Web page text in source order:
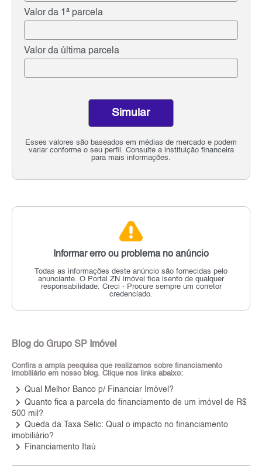
Valor da 1ª parcela
Valor da última parcela
Esses valores são baseados em médias de mercado e podem
variar conforme o seu perfil. Consulte a instituição financeira
para mais informações.
Simular
Informar erro ou problema no anúncio
Todas as informações deste anúncio são fornecidas pelo
anunciante. O Portal ZN Imóvel fica isento de qualquer
responsabilidade. Creci - Procure sempre um corretor
credenciado.
Blog do Grupo SP Imóvel
Confira a ampla pesquisa que realizamos sobre financiamento
imobiliário em nosso blog. Clique nos links abaixo:
keyboard_arrow_right Qual Melhor Banco p/ Financiar Imóvel?
keyboard_arrow_right Quanto fica a parcela do financiamento de um imóvel de R$
500 mil?
keyboard_arrow_right Queda da Taxa Selic: Qual o impacto no financiamento
imobiliário?
keyboard_arrow_right Financiamento Itaú